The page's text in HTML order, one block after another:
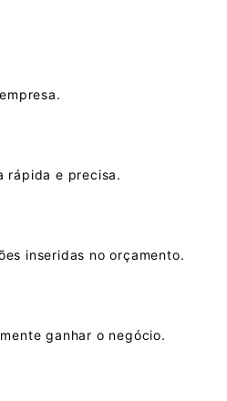
rápida e precisa.
inseridas no orçamento.
ganhar o negócio.